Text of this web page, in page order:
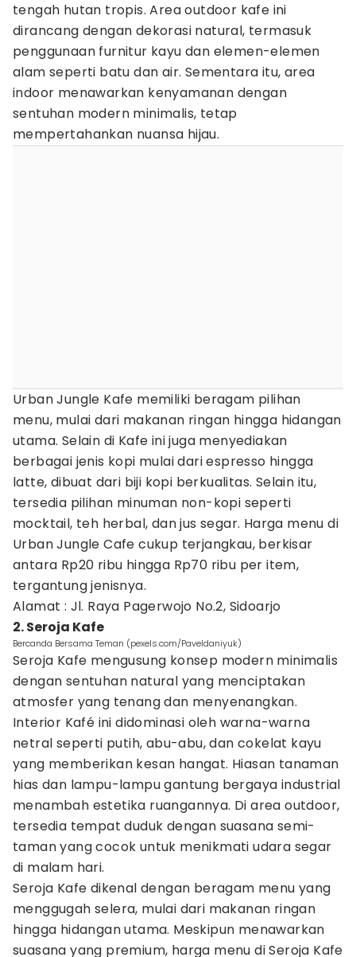
tengah hutan tropis. Area outdoor kafe ini
dirancang dengan dekorasi natural, termasuk
penggunaan furnitur kayu dan elemen-elemen
alam seperti batu dan air. Sementara itu, area
indoor menawarkan kenyamanan dengan
sentuhan modern minimalis, tetap
mempertahankan nuansa hijau.
Urban Jungle Kafe memiliki beragam pilihan
menu, mulai dari makanan ringan hingga hidangan
utama. Selain di Kafe ini juga menyediakan
berbagai jenis kopi mulai dari espresso hingga
latte, dibuat dari biji kopi berkualitas. Selain itu,
tersedia pilihan minuman non-kopi seperti
mocktail, teh herbal, dan jus segar. Harga menu di
Urban Jungle Cafe cukup terjangkau, berkisar
antara Rp20 ribu hingga Rp70 ribu per item,
tergantung jenisnya.
Alamat : Jl. Raya Pagerwojo No.2, Sidoarjo
2. Seroja Kafe
Bercanda Bersama Teman (pexels.com/Paveldaniyuk)
Seroja Kafe mengusung konsep modern minimalis
dengan sentuhan natural yang menciptakan
atmosfer yang tenang dan menyenangkan.
Interior Kafé ini didominasi oleh warna-warna
netral seperti putih, abu-abu, dan cokelat kayu
yang memberikan kesan hangat. Hiasan tanaman
hias dan lampu-lampu gantung bergaya industrial
menambah estetika ruangannya. Di area outdoor,
tersedia tempat duduk dengan suasana semi-
taman yang cocok untuk menikmati udara segar
di malam hari.
Seroja Kafe dikenal dengan beragam menu yang
menggugah selera, mulai dari makanan ringan
hingga hidangan utama. Meskipun menawarkan
suasana yang premium, harga menu di Seroja Kafe